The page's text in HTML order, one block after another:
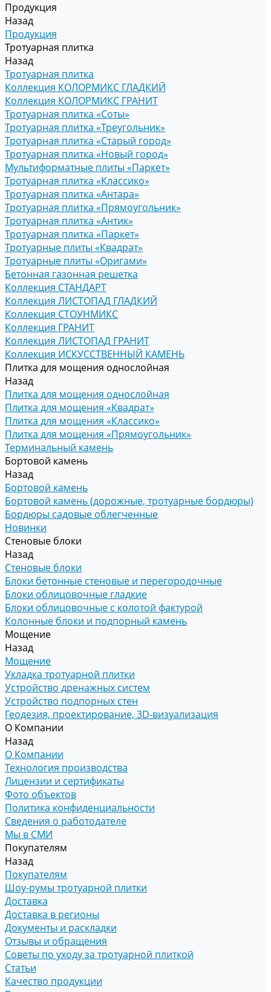
Продукция
Назад
Продукция
Тротуарная плитка
Назад
Тротуарная плитка
Коллекция КОЛОРМИКС ГЛАДКИЙ
Коллекция КОЛОРМИКС ГРАНИТ
Тротуарная плитка «Соты»
Тротуарная плитка «Треугольник»
Тротуарная плитка «Старый город»
Тротуарная плитка «Новый город»
Мультиформатные плиты «Паркет»
Тротуарная плитка «Классико»
Тротуарная плитка «Антара»
Тротуарная плитка «Прямоугольник»
Тротуарная плитка «Антик»
Тротуарная плитка «Паркет»
Тротуарные плиты «Квадрат»
Тротуарные плиты «Оригами»
Бетонная газонная решетка
Коллекция СТАНДАРТ
Коллекция ЛИСТОПАД ГЛАДКИЙ
Коллекция СТОУНМИКС
Коллекция ГРАНИТ
Коллекция ЛИСТОПАД ГРАНИТ
Коллекция ИСКУССТВЕННЫЙ КАМЕНЬ
Плитка для мощения однослойная
Назад
Плитка для мощения однослойная
Плитка для мощения «Квадрат»
Плитка для мощения «Классико»
Плитка для мощения «Прямоугольник»
Терминальный камень
Бортовой камень
Назад
Бортовой камень
Бортовой камень (дорожные, тротуарные бордюры)
Бордюры садовые облегченные
Новинки
Стеновые блоки
Назад
Стеновые блоки
Блоки бетонные стеновые и перегородочные
Блоки облицовочные гладкие
Блоки облицовочные с колотой фактурой
Колонные блоки и подпорный камень
Мощение
Назад
Мощение
Укладка тротуарной плитки
Устройство дренажных систем
Устройство подпорных стен
Геодезия, проектирование, 3D-визуализация
О Компании
Назад
О Компании
Технология производства
Лицензии и сертификаты
Фото объектов
Политика конфиденциальности
Сведения о работодателе
Мы в СМИ
Покупателям
Назад
Покупателям
Шоу-румы тротуарной плитки
Доставка
Доставка в регионы
Документы и раскладки
Отзывы и обращения
Советы по уходу за тротуарной плиткой
Статьи
Качество продукции